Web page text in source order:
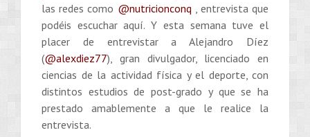
las redes como @nutricionconq , entrevista que
podéis escuchar aquí. Y esta semana tuve el
placer de entrevistar a Alejandro Díez
(@alexdiez77), gran divulgador, licenciado en
ciencias de la actividad física y el deporte, con
distintos estudios de post-grado y que se ha
prestado amablemente a que le realice la
entrevista.